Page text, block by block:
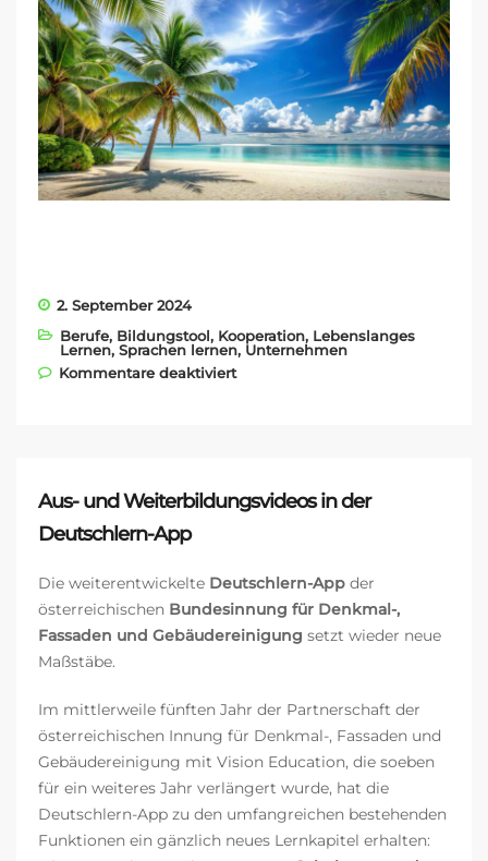
2. September 2024
Berufe, Bildungstool, Kooperation, Lebenslanges
Lernen, Sprachen lernen, Unternehmen
Kommentare deaktiviertfür Neue Projekte und
Aus- und Weiterbildungsvideos in der
Deutschlern-App
Die weiterentwickelte Deutschlern-App der
österreichischen Bundesinnung für Denkmal-,
Fassaden und Gebäudereinigung setzt wieder neue
Maßstäbe.
Im mittlerweile fünften Jahr der Partnerschaft der
österreichischen Innung für Denkmal-, Fassaden und
Gebäudereinigung mit Vision Education, die soeben
für ein weiteres Jahr verlängert wurde, hat die
Deutschlern-App zu den umfangreichen bestehenden
Funktionen ein gänzlich neues Lernkapitel erhalten: